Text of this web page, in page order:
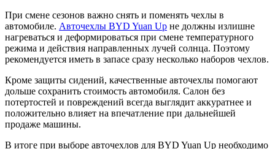
При смене сезонов важно снять и поменять чехлы в
автомобиле. Авточехлы BYD Yuan Up не должны излишне
нагреваться и деформироваться при смене температурного
режима и действия направленных лучей солнца. Поэтому
рекомендуется иметь в запасе сразу несколько наборов чехлов.
Кроме защиты сидений, качественные авточехлы помогают
дольше сохранить стоимость автомобиля. Салон без
потертостей и повреждений всегда выглядит аккуратнее и
положительно влияет на впечатление при дальнейшей
продаже машины.
В итоге при выборе авточехлов для BYD Yuan Up необходимо